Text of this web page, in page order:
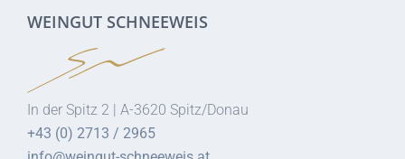
WEINGUT SCHNEEWEIS
In der Spitz 2 | A-3620 Spitz/Donau
+43 (0) 2713 / 2965